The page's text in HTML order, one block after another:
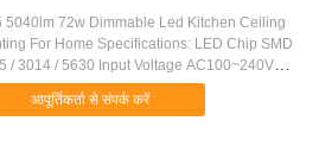
5040lm 72w Dimmable Led Kitchen Ceiling
For Home Specifications: LED Chip SMD
/ 3014 / 5630 Input Voltage AC100~240V
72W CCT 2700 - 6500K CRI >80Ra
Type Triac , 0 - c10V , PWM , ...
आपूर्तिकर्ता से संपर्क करें